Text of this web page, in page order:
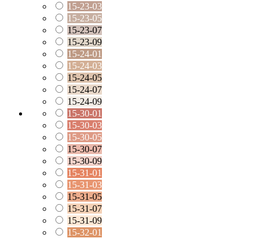
15-23-03
15-23-05
15-23-07
15-23-09
15-24-01
15-24-03
15-24-05
15-24-07
15-24-09
15-30-01
15-30-03
15-30-05
15-30-07
15-30-09
15-31-01
15-31-03
15-31-05
15-31-07
15-31-09
15-32-01